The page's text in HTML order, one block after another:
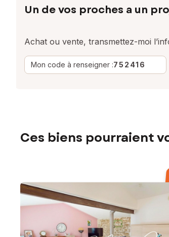
Un de vos proches a un
Achat ou vente, transmettez-moi
Mon code à renseigner :752416
Ces biens pourraient